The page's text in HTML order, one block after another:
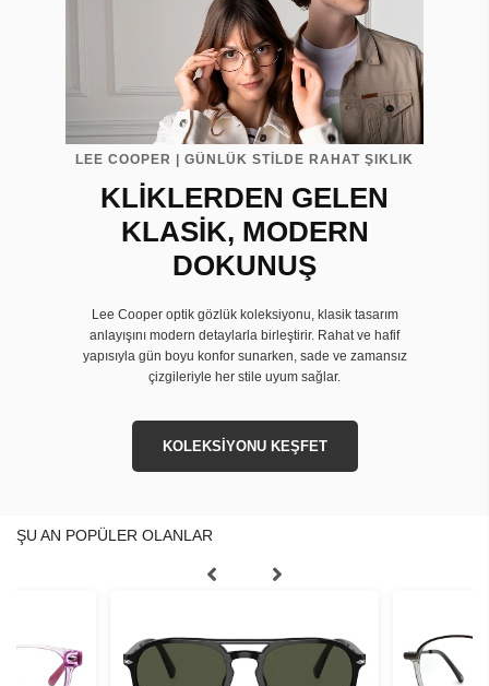
LEE COOPER | GÜNLÜK STİLDE RAHAT ŞIKLIK
KLİKLERDEN GELEN
KLASİK, MODERN
DOKUNUŞ
Lee Cooper optik gözlük koleksiyonu, klasik tasarım
anlayışını modern detaylarla birleştirir. Rahat ve hafif
yapısıyla gün boyu konfor sunarken, sade ve zamansız
çizgileriyle her stile uyum sağlar.
KOLEKSİYONU KEŞFET
ŞU AN POPÜLER OLANLAR